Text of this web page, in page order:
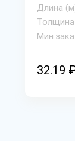
Длина
32.19